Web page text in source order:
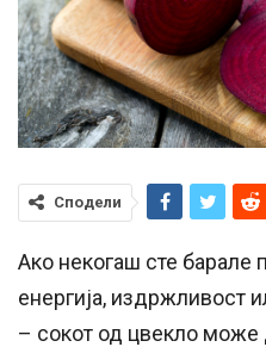
Сподели
Ако некогаш сте барале
енергија, издржливост
– сокот од цвекло може